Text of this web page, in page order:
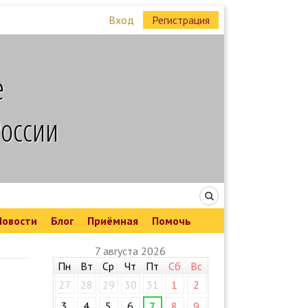
Вход Регистрация
России
Блог Приёмная
Помочь
7 августа 2026
Пн
Вт Ср Чт Пт Сб
Вс
27
28 29 30 31 1
2